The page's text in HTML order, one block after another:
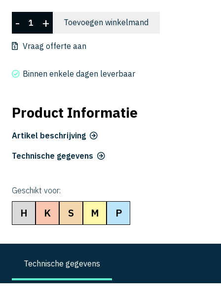
2004-
120
- + Toevoegen winkelmand
Vraag offerte aan
Binnen enkele dagen leverbaar
Product Informatie
Artikel beschrijving
Technische gegevens
Geschikt voor:
H K S M P
Technische gegevens